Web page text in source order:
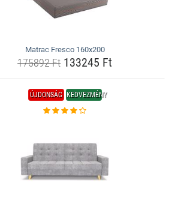
Matrac Fresco 160x200
175892 Ft 133245 Ft
ÚJDONSÁG KEDVEZMÉNY